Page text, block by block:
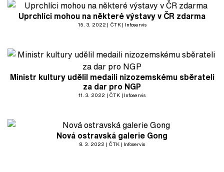
Uprchlíci mohou na některé výstavy v ČR zdarma
15. 3. 2022 ČTK Infoservis
Ministr kultury udělil medaili nizozemskému sběrateli
za dar pro NGP
11. 3. 2022 ČTK Infoservis
Nová ostravská galerie Gong
8. 3. 2022 ČTK Infoservis